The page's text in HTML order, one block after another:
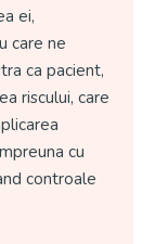
ei,
care ne
ca pacient,
riscului, care
cu
controale